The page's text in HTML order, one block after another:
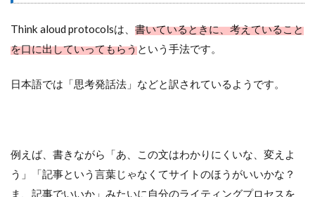
Think aloud protocolsは、 書いているときに、考えていること
を口に出していってもらうという手法です。
日本語では「思考発話法」などと訳されているようです。
例えば、書きながら「あ、この文はわかりにくいな、変えよ
う」「記事という言葉じゃなくてサイトのほうがいいかな？
ま、記事でいいか」みたいに自分のライティングプロセスを